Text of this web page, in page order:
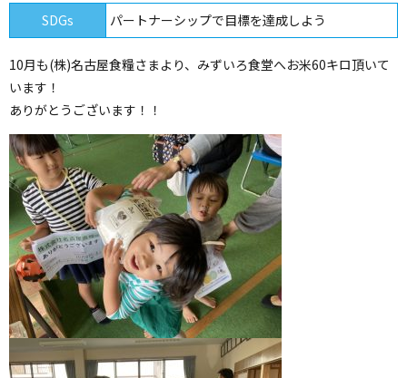
SDGs パートナーシップで目標を達成しよう
10月も(株)名古屋食糧さまより、みずいろ食堂へお米60キロ頂いて
います！
ありがとうございます！！